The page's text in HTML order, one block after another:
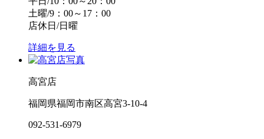
土曜/9：00～17：00
店休日/日曜
詳細を見る
高宮店
福岡県福岡市南区高宮3-10-4
092-531-6979